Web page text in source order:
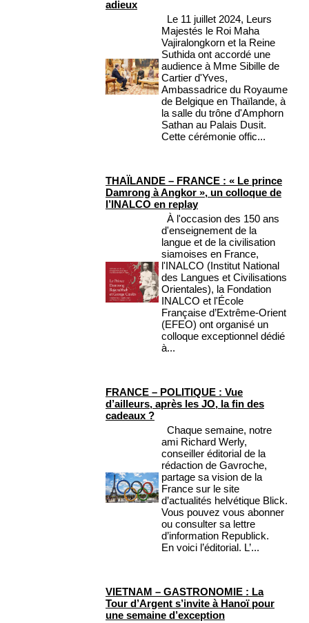
adieux
Le 11 juillet 2024, Leurs
Majestés le Roi Maha
Vajiralongkorn et la Reine
Suthida ont accordé une
audience à Mme Sibille de
Cartier d'Yves,
Ambassadrice du Royaume
de Belgique en Thaïlande, à
la salle du trône d'Amphorn
Sathan au Palais Dusit.
Cette cérémonie offic...
THAÏLANDE – FRANCE : « Le prince
Damrong à Angkor », un colloque de
l’INALCO en replay
À l'occasion des 150 ans
d'enseignement de la
langue et de la civilisation
siamoises en France,
l'INALCO (Institut National
des Langues et Civilisations
Orientales), la Fondation
INALCO et l'École
Française d’Extrême-Orient
(EFEO) ont organisé un
colloque exceptionnel dédié
à...
FRANCE – POLITIQUE : Vue
d’ailleurs, après les JO, la fin des
cadeaux ?
Chaque semaine, notre
ami Richard Werly,
conseiller éditorial de la
rédaction de Gavroche,
partage sa vision de la
France sur le site
d’actualités helvétique Blick.
Vous pouvez vous abonner
ou consulter sa lettre
d’information Republick.
En voici l’éditorial. L’...
VIETNAM – GASTRONOMIE : La
Tour d’Argent s’invite à Hanoï pour
une semaine d’exception